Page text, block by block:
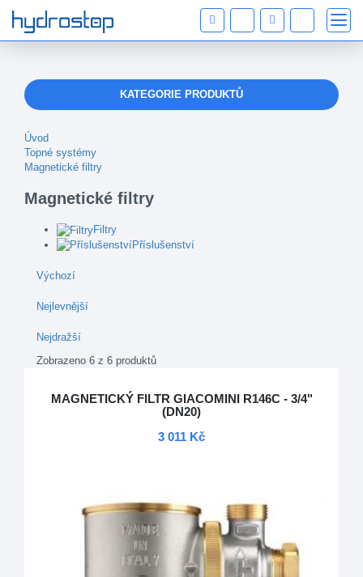
KATEGORIE PRODUKTŮ
Úvod
Topné systémy
Magnetické filtry
Magnetické filtry
Filtry
Příslušenství
Výchozí
Nejlevnější
Nejdražší
Zobrazeno 6 z 6 produktů
MAGNETICKÝ FILTR GIACOMINI R146C - 3/4"
(DN20)
3 011 Kč